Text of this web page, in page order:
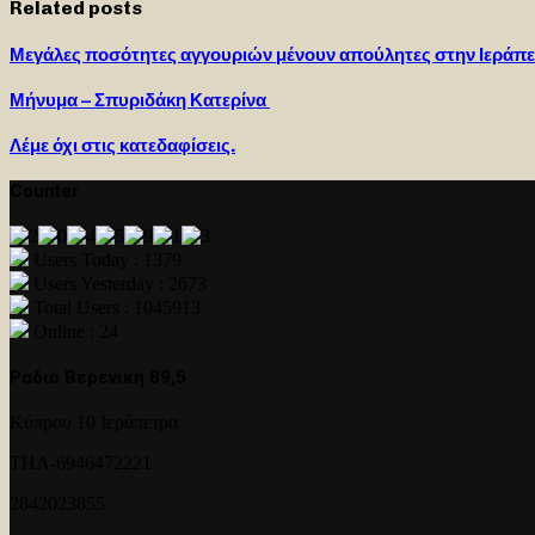
Related posts
Μεγάλες ποσότητες αγγουριών μένουν απούλητες στην
Μήνυμα – Σπυριδάκη Κατερίνα
Λέμε όχι στις κατεδαφίσεις.